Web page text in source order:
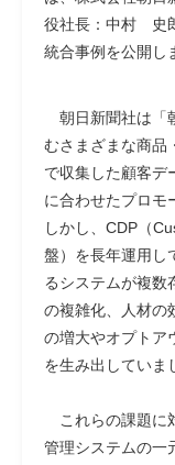
役社長：中村 史
統合事例を公開し
朝日新聞社は「
むさまざまな商品
で収集した顧客デ
に合わせたプロモ
しかし、CDP（
盤）を長年運用し
るシステムが複数
の複雑化、人材の
の増大やオプトア
を生み出していま
これらの課題に
管理システムの一